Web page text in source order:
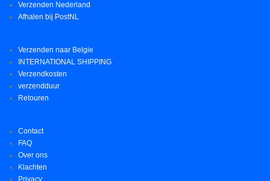
Verzenden Nederland
Afhalen bij PostNL
Verzenden naar Belgie
INTERNATIONAL SHIPPING
Verzendkosten
verzendduur
Retouren
Contact
FAQ
Over ons
Klachten
Privacy